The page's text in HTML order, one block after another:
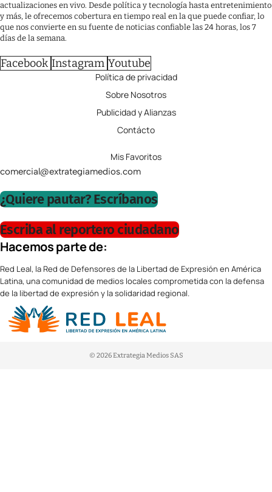
actualizaciones en vivo. Desde política y tecnología hasta entretenimiento
y más, le ofrecemos cobertura en tiempo real en la que puede confiar, lo
que nos convierte en su fuente de noticias confiable las 24 horas, los 7
días de la semana.
Facebook Instagram Youtube
Política de privacidad
Sobre Nosotros
Publicidad y Alianzas
Contácto
Mis Favoritos
comercial@extrategiamedios.com
¿Quiere pautar? Escríbanos
Escriba al reportero ciudadano
Hacemos parte de:
Red Leal, la Red de Defensores de la Libertad de Expresión en América
Latina, una comunidad de medios locales comprometida con la defensa
de la libertad de expresión y la solidaridad regional.
© 2026 Extrategia Medios SAS